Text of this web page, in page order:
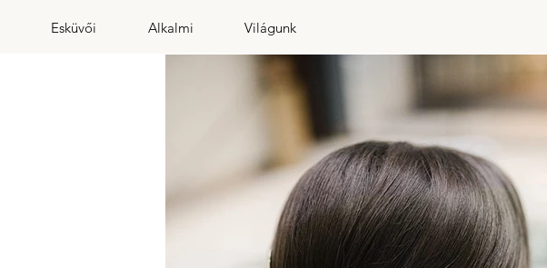
Esküvői Alkalmi Világunk